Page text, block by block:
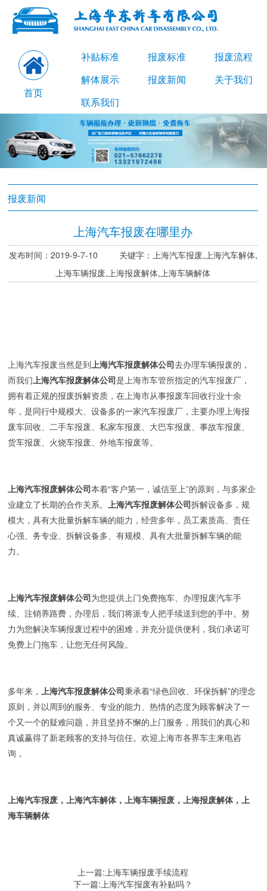
首页
补贴标准 报废标准
报废流程
解体展示
报废新闻
关于我们
联系我们
报废新闻
上海汽车报废在哪里办
发布时间：2019-9-7-10 关键字：上海汽车报废,上海汽车解体,
上海车辆报废,上海报废解体,上海车辆解体
上海汽车报废当然是到上海汽车报废解体公司去办理车辆报废的，
而我们上海汽车报废解体公司是上海市车管所指定的汽车报废厂，
拥有着正规的报废拆解资质，在上海市从事报废车回收行业十余
年，是同行中规模大、设备多的一家汽车报废厂，主要办理上海报
废车回收、二手车报废、私家车报废、大巴车报废、事故车报废、
货车报废、火烧车报废、外地车报废等。
上海汽车报废解体公司本着“客户第一，诚信至上”的原则，与多家企
业建立了长期的合作关系。上海汽车报废解体公司拆解设备多，规
模大，具有大批量拆解车辆的能力，经营多年，员工素质高、责任
心强、务专业、拆解设备多、有规模、具有大批量拆解车辆的能
力。
上海汽车报废解体公司为您提供上门免费拖车、办理报废汽车手
续、注销养路费，办理后，我们将派专人把手续送到您的手中。努
力为您解决车辆报废过程中的困难，并充分提供便利，我们承诺可
免费上门拖车，让您无任何风险。
多年来，上海汽车报废解体公司秉承着“绿色回收、环保拆解”的理念
原则，并以周到的服务、专业的能力、热情的态度为顾客解决了一
个又一个的疑难问题，并且坚持不懈的上门服务，用我们的真心和
真诚赢得了新老顾客的支持与信任。欢迎上海市各界车主来电咨
询，
上海汽车报废，上海汽车解体，上海车辆报废，上海报废解体，上
海车辆解体
上一篇:上海车辆报废手续流程
下一篇:上海汽车报废有补贴吗？